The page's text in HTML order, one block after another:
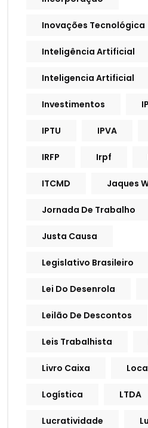
Inovações Tecnológica
Inteligência Artificial
Inteligencia Artificial
Investimentos
IPTU IPVA
IRFP Irpf
ITCMD Jaques
Jornada De Trabalho
Justa Causa
Legislativo Brasileiro
Lei Do Desenrola
Leilão De Descontos
Leis Trabalhista
Livro Caixa
Logística LTDA
Lucratividade